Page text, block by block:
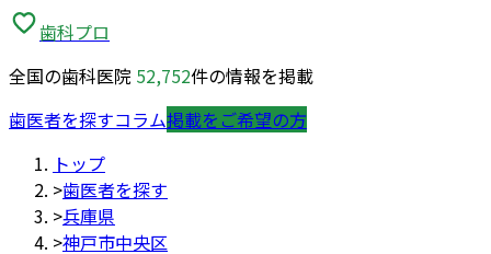
歯科プロ
全国の歯科医院 52,752件の情報を掲載
歯医者を探すコラム掲載をご希望の方
トップ
>歯医者を探す
>兵庫県
>神戸市中央区